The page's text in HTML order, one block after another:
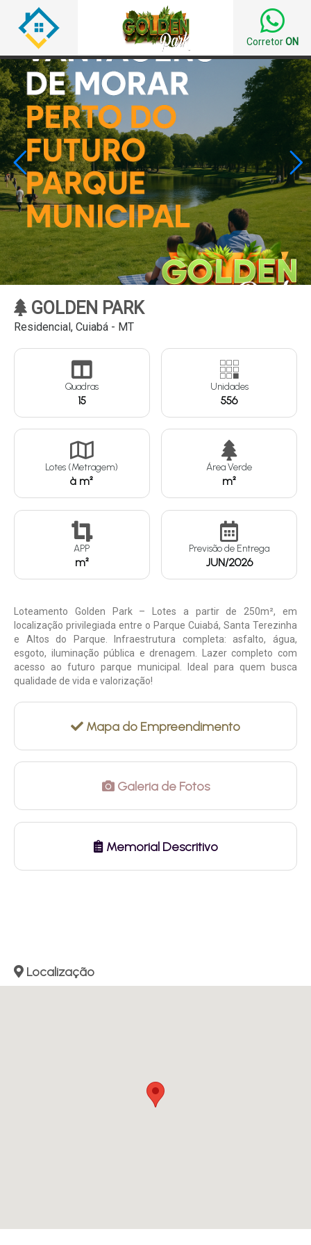
CorretorON
 
GOLDEN PARK
Residencial, Cuiabá - MT
Quadras
15
Unidades
556
Lotes (Metragem)
à m²
Área Verde
m²
APP
m²
Previsão de Entrega
JUN/2026
Loteamento Golden Park – Lotes a partir de 250m², em
localização privilegiada entre o Parque Cuiabá, Santa Terezinha
e Altos do Parque. Infraestrutura completa: asfalto, água,
esgoto, iluminação pública e drenagem. Lazer completo com
acesso ao futuro parque municipal. Ideal para quem busca
qualidade de vida e valorização!
Mapa do Empreendimento
Galeria de Fotos
Memorial Descritivo
Localização
Continuar